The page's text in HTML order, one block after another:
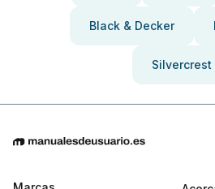
Black & Decker
Silvercrest